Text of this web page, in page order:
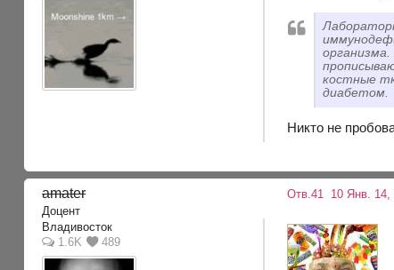
костные
диабетом.
Никто не
amater
Доцент
Владивосток
1.6K
489
Отв.41 10 Янв. 14,